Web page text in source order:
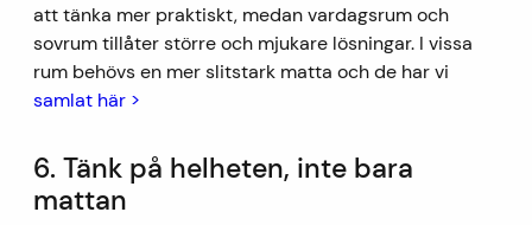
att tänka mer praktiskt, medan vardagsrum och
sovrum tillåter större och mjukare lösningar. I vissa
rum behövs en mer slitstark matta och de har vi
samlat här >
6. Tänk på helheten, inte bara
mattan